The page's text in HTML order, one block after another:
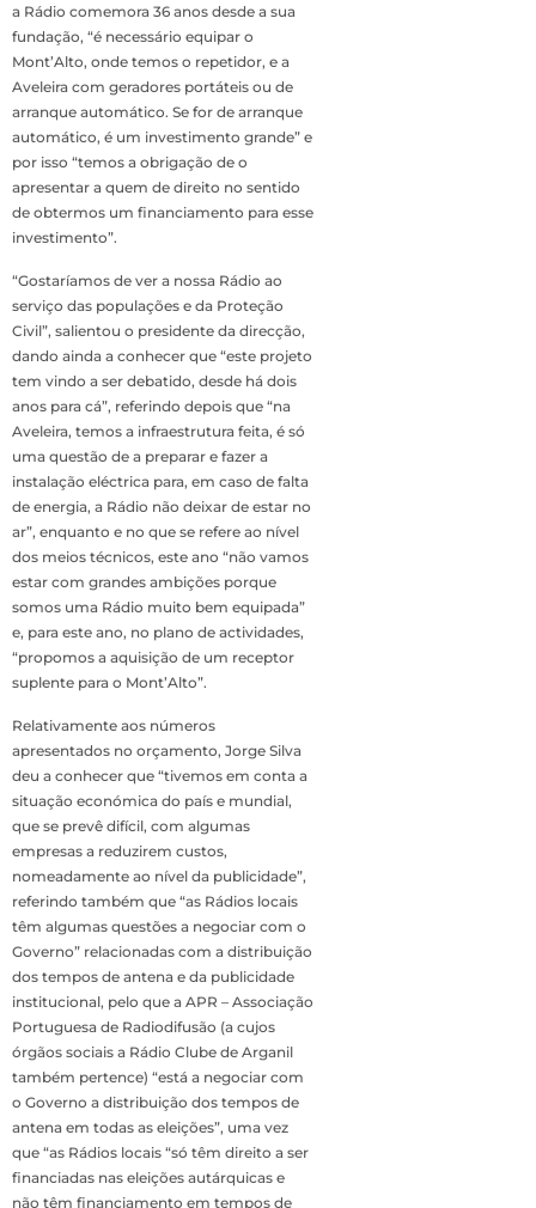
a Rádio comemora 36 anos desde a sua
fundação, “é necessário equipar o
Mont’Alto, onde temos o repetidor, e a
Aveleira com geradores portáteis ou de
arranque automático. Se for de arranque
automático, é um investimento grande” e
por isso “temos a obrigação de o
apresentar a quem de direito no sentido
de obtermos um financiamento para esse
investimento”.
“Gostaríamos de ver a nossa Rádio ao
serviço das populações e da Proteção
Civil”, salientou o presidente da direcção,
dando ainda a conhecer que “este projeto
tem vindo a ser debatido, desde há dois
anos para cá”, referindo depois que “na
Aveleira, temos a infraestrutura feita, é só
uma questão de a preparar e fazer a
instalação eléctrica para, em caso de falta
de energia, a Rádio não deixar de estar no
ar”, enquanto e no que se refere ao nível
dos meios técnicos, este ano “não vamos
estar com grandes ambições porque
somos uma Rádio muito bem equipada”
e, para este ano, no plano de actividades,
“propomos a aquisição de um receptor
suplente para o Mont’Alto”.
Relativamente aos números
apresentados no orçamento, Jorge Silva
deu a conhecer que “tivemos em conta a
situação económica do país e mundial,
que se prevê difícil, com algumas
empresas a reduzirem custos,
nomeadamente ao nível da publicidade”,
referindo também que “as Rádios locais
têm algumas questões a negociar com o
Governo” relacionadas com a distribuição
dos tempos de antena e da publicidade
institucional, pelo que a APR – Associação
Portuguesa de Radiodifusão (a cujos
órgãos sociais a Rádio Clube de Arganil
também pertence) “está a negociar com
o Governo a distribuição dos tempos de
antena em todas as eleições”, uma vez
que “as Rádios locais “só têm direito a ser
financiadas nas eleições autárquicas e
não têm financiamento em tempos de